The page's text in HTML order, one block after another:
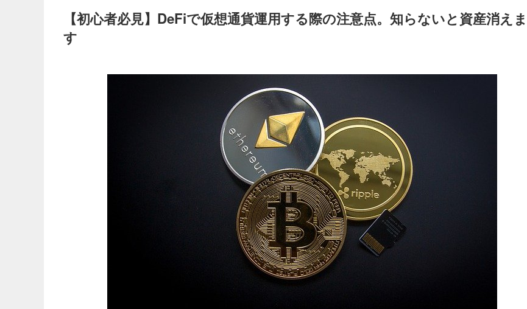
【初心者必見】DeFiで仮想通貨運用する際の注意点。知らないと資産消えま
す